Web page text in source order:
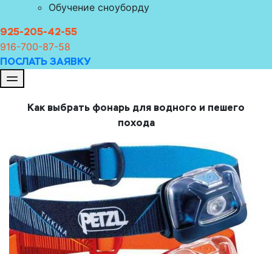
Обучение сноуборду
925-205-42-55
916-700-87-58
ПОСЛАТЬ ЗАЯВКУ
Как выбрать фонарь для водного и пешего
похода